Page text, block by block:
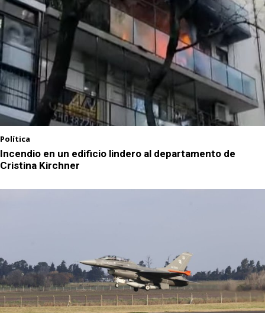
Política
Incendio en un edificio lindero al departamento de
Cristina Kirchner